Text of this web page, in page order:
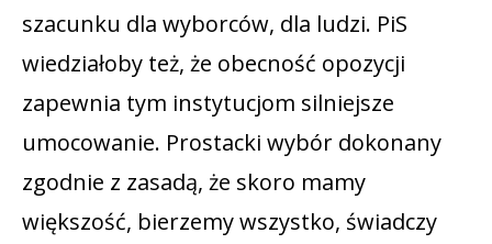
szacunku dla wyborców, dla ludzi. PiS
wiedziałoby też, że obecność opozycji
zapewnia tym instytucjom silniejsze
umocowanie. Prostacki wybór dokonany
zgodnie z zasadą, że skoro mamy
większość, bierzemy wszystko, świadczy